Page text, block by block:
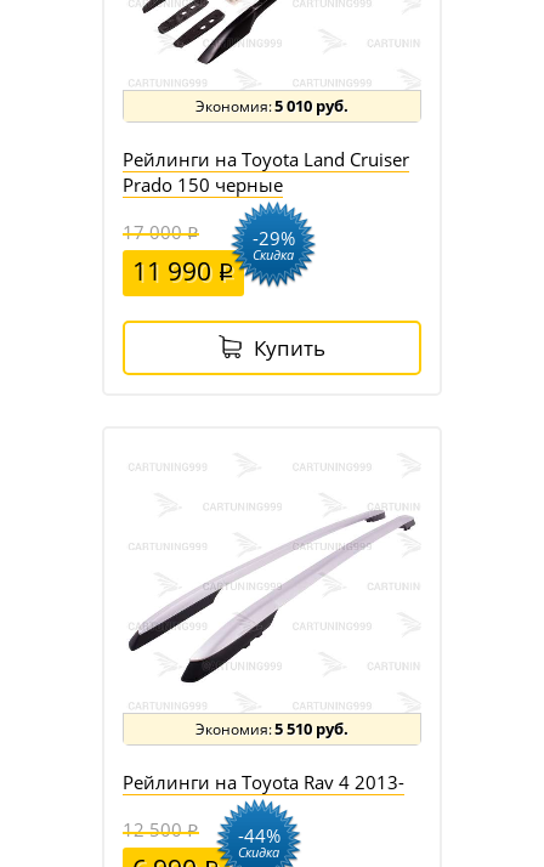
5 010 руб.
Рейлинги на Toyota Land Cruiser
Prado 150 черные
17 000
11 990
-29%
Скидка
Купить
5 510 руб.
Рейлинги на Toyota Rav 4 2013-
12 500
-44%
Скидка